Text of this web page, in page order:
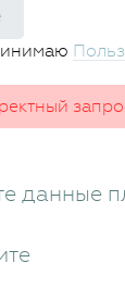
данные